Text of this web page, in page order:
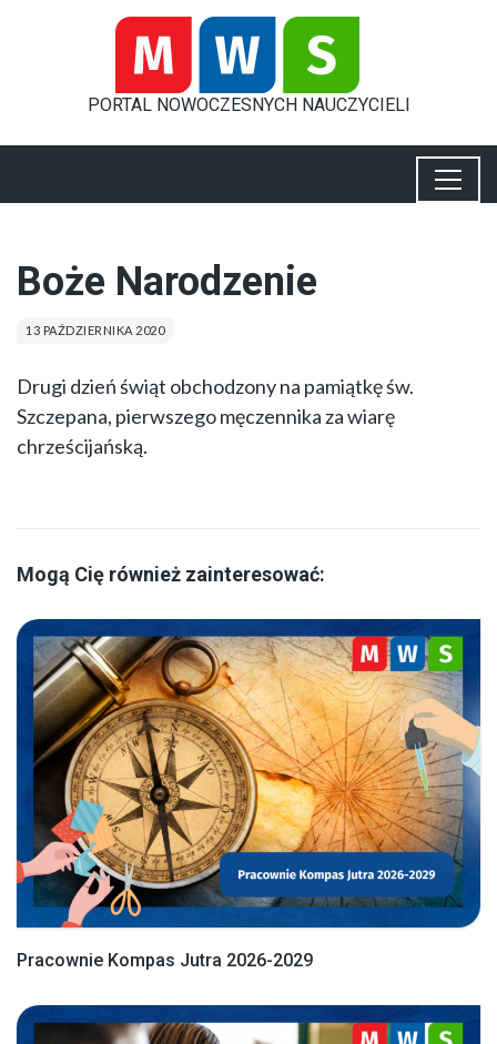
PORTAL NOWOCZESNYCH NAUCZYCIELI
Boże Narodzenie
13 PAŹDZIERNIKA 2020
Drugi dzień świąt obchodzony na pamiątkę św.
Szczepana, pierwszego męczennika za wiarę
chrześcijańską.
Mogą Cię również zainteresować:
Pracownie Kompas Jutra 2026-2029